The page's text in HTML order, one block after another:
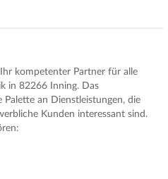
kompetenter Partner für alle
in 82266 Inning. Das
an Dienstleistungen, die
Kunden interessant sind.